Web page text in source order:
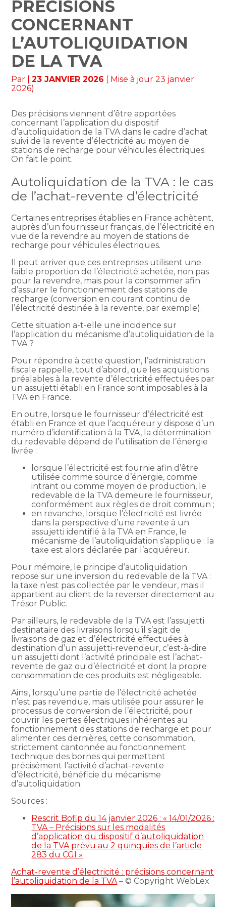
PRÉCISIONS
CONCERNANT
L’AUTOLIQUIDATION
DE LA TVA
Par |23 JANVIER 2026 ( Mise à jour 23 janvier
2026)
Des précisions viennent d’être apportées
concernant l’application du dispositif
d’autoliquidation de la TVA dans le cadre d’achat
suivi de la revente d’électricité au moyen de
stations de recharge pour véhicules électriques.
On fait le point.
Autoliquidation de la TVA : le cas
de l’achat-revente d’électricité
Certaines entreprises établies en France achètent,
auprès d’un fournisseur français, de l’électricité en
vue de la revendre au moyen de stations de
recharge pour véhicules électriques.
Il peut arriver que ces entreprises utilisent une
faible proportion de l’électricité achetée, non pas
pour la revendre, mais pour la consommer afin
d’assurer le fonctionnement des stations de
recharge (conversion en courant continu de
l’électricité destinée à la revente, par exemple).
Cette situation a-t-elle une incidence sur
l’application du mécanisme d’autoliquidation de la
TVA ?
Pour répondre à cette question, l’administration
fiscale rappelle, tout d’abord, que les acquisitions
préalables à la revente d’électricité effectuées par
un assujetti établi en France sont imposables à la
TVA en France.
En outre, lorsque le fournisseur d’électricité est
établi en France et que l’acquéreur y dispose d’un
numéro d’identification à la TVA, la détermination
du redevable dépend de l’utilisation de l’énergie
livrée :
lorsque l’électricité est fournie afin d’être
utilisée comme source d’énergie, comme
intrant ou comme moyen de production, le
redevable de la TVA demeure le fournisseur,
conformément aux règles de droit commun ;
en revanche, lorsque l’électricité est livrée
dans la perspective d’une revente à un
assujetti identifié à la TVA en France, le
mécanisme de l’autoliquidation s’applique : la
taxe est alors déclarée par l’acquéreur.
Pour mémoire, le principe d’autoliquidation
repose sur une inversion du redevable de la TVA :
la taxe n’est pas collectée par le vendeur, mais il
appartient au client de la reverser directement au
Trésor Public.
Par ailleurs, le redevable de la TVA est l’assujetti
destinataire des livraisons lorsqu’il s’agit de
livraisons de gaz et d’électricité effectuées à
destination d’un assujetti-revendeur, c’est-à-dire
un assujetti dont l’activité principale est l’achat-
revente de gaz ou d’électricité et dont la propre
consommation de ces produits est négligeable.
Ainsi, lorsqu’une partie de l’électricité achetée
n’est pas revendue, mais utilisée pour assurer le
processus de conversion de l’électricité, pour
couvrir les pertes électriques inhérentes au
fonctionnement des stations de recharge et pour
alimenter ces dernières, cette consommation,
strictement cantonnée au fonctionnement
technique des bornes qui permettent
précisément l’activité d’achat-revente
d’électricité, bénéficie du mécanisme
d’autoliquidation.
Sources :
Rescrit Bofip du 14 janvier 2026 : « 14/01/2026 :
TVA – Précisions sur les modalités
d’application du dispositif d’autoliquidation
de la TVA prévu au 2 quinquies de l’article
283 du CGI »
Achat-revente d’électricité : précisions concernant
l’autoliquidation de la TVA – © Copyright WebLex